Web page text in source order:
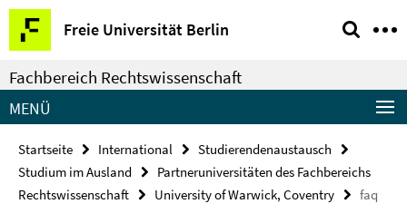
Springe
direkt
zu
Inhalt
Freie Universität Berlin
Service-
Navigation
Fachbereich Rechtswissenschaft
MENÜ
Startseite International
Studierendenaustausch
Studium im Ausland
Partneruniversitäten des Fachbereichs
Rechtswissenschaft
University of Warwick, Coventry faq